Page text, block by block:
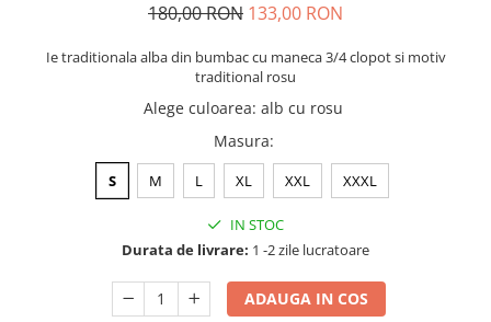
180,00 RON 133,00 RON
Ie traditionala alba din bumbac cu maneca 3/4 clopot si motiv
traditional rosu
Alege culoarea: alb cu rosu
Masura:
S M L XL XXL XXXL
IN STOC
Durata de livrare: 1 -2 zile lucratoare
ADAUGA IN COS